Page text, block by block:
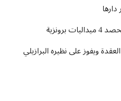
برونزية
ويفوز على نظيره البرازيلي